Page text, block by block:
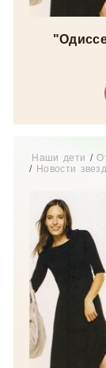
Наши дети /
/ Новости звезд